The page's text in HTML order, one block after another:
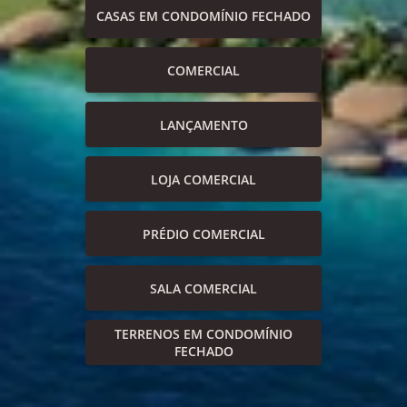
CASAS EM CONDOMÍNIO FECHADO
COMERCIAL
LANÇAMENTO
LOJA COMERCIAL
PRÉDIO COMERCIAL
SALA COMERCIAL
TERRENOS EM CONDOMÍNIO
FECHADO